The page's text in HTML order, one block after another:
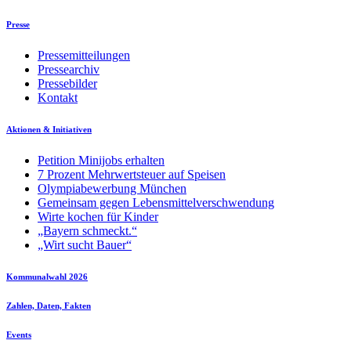
Presse
Pressemitteilungen
Pressearchiv
Pressebilder
Kontakt
Aktionen & Initiativen
Petition Minijobs erhalten
7 Prozent Mehrwertsteuer auf Speisen
Olympiabewerbung München
Gemeinsam gegen Lebensmittelverschwendung
Wirte kochen für Kinder
„Bayern schmeckt.“
„Wirt sucht Bauer“
Kommunalwahl 2026
Zahlen, Daten, Fakten
Events